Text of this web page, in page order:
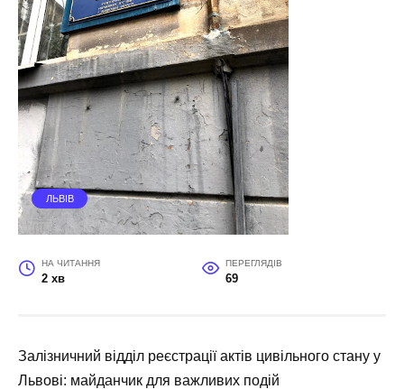
ЛЬВІВ
НА ЧИТАННЯ
2 хв
ПЕРЕГЛЯДІВ
69
Залізничний відділ реєстрації актів цивільного стану у
Львові: майданчик для важливих подій